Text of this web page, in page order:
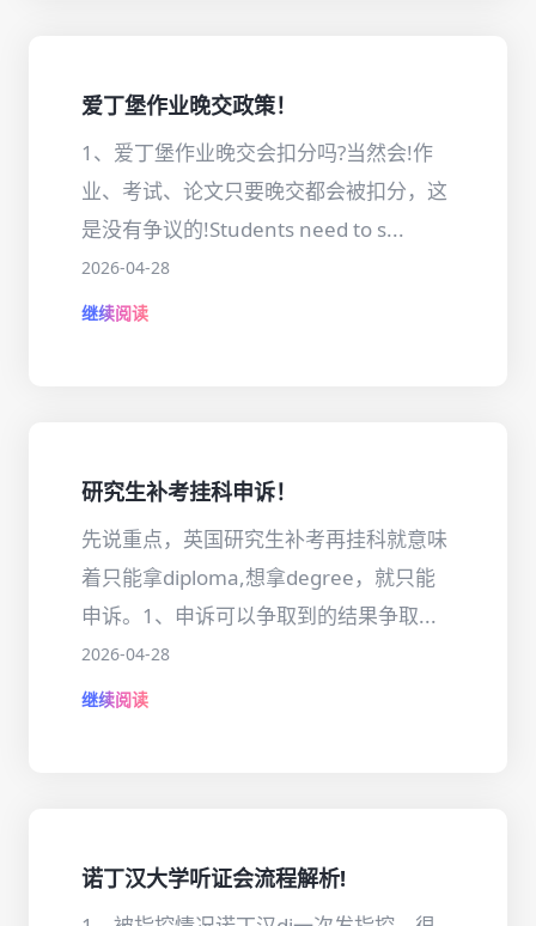
爱丁堡作业晚交政策！
1、爱丁堡作业晚交会扣分吗?当然会!作
业、考试、论文只要晚交都会被扣分，这
是没有争议的!Students need to s...
2026-04-28
继续阅读
研究生补考挂科申诉！
先说重点，英国研究生补考再挂科就意味
着只能拿diploma,想拿degree，就只能
申诉。1、申诉可以争取到的结果争取...
2026-04-28
继续阅读
诺丁汉大学听证会流程解析!